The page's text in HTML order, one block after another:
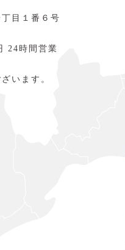
目１番６号
24時間営業
います。